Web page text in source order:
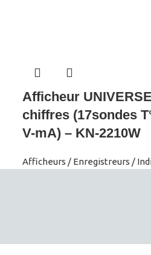
Afficheur
chiffres (17sondes
V-mA) – KN-2210W
Afficheurs / Enregistreurs /